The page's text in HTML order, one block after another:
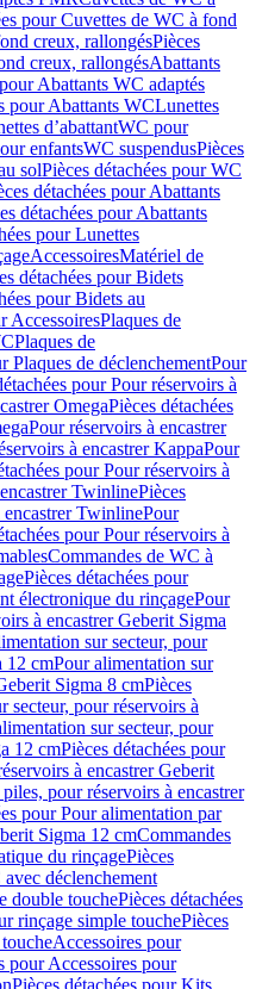
pour Cuvettes de WC à fond
creux, rallongésPièces
creux, rallongésAbattants
Abattants WC adaptés
pour Abattants WCLunettes
d’abattantWC pour
enfantsWC suspendusPièces
solPièces détachées pour WC
détachées pour Abattants
détachées pour Abattants
pour Lunettes
AccessoiresMatériel de
détachées pour Bidets
pour Bidets au
AccessoiresPlaques de
Plaques de
Plaques de déclenchementPour
pour Pour réservoirs à
OmegaPièces détachées
Pour réservoirs à encastrer
à encastrer KappaPour
pour Pour réservoirs à
TwinlinePièces
encastrer TwinlinePour
pour Pour réservoirs à
Commandes de WC à
Pièces détachées pour
électronique du rinçagePour
à encastrer Geberit Sigma
sur secteur, pour
12 cmPour alimentation sur
Sigma 8 cmPièces
secteur, pour réservoirs à
sur secteur, pour
12 cmPièces détachées pour
à encastrer Geberit
pour réservoirs à encastrer
pour Pour alimentation par
Sigma 12 cmCommandes
du rinçagePièces
déclenchement
double touchePièces détachées
rinçage simple touchePièces
Accessoires pour
pour Accessoires pour
Pièces détachées pour Kits